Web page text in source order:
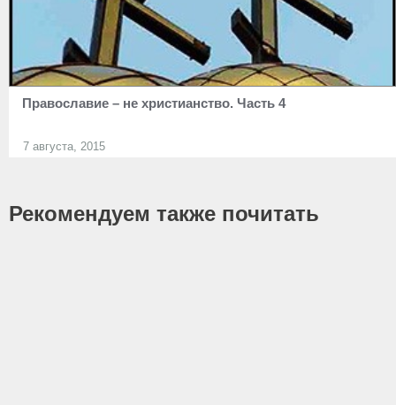
Православие – не христианство. Часть 4
7 августа, 2015
Рекомендуем также почитать